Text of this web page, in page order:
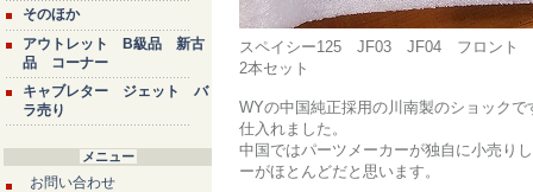
そのほか
アウトレット B級品 新古
品 コーナー
キャブレター ジェット バ
ラ売り
メニュー
お問い合わせ
スペイシー125 JF03 JF04 フロント
2本セット
WYの中国純正採用の川南製のショック
仕入れました。
中国ではパーツメーカーが独自に小売り
ーがほとんどだと思います。